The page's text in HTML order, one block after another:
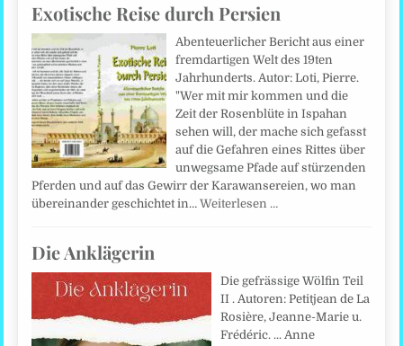
Exotische Reise durch Persien
Abenteuerlicher Bericht aus einer
fremdartigen Welt des 19ten
Jahrhunderts. Autor: Loti, Pierre.
"Wer mit mir kommen und die
Zeit der Rosenblüte in Ispahan
sehen will, der mache sich gefasst
auf die Gefahren eines Rittes über
unwegsame Pfade auf stürzenden
Pferden und auf das Gewirr der Karawansereien, wo man
übereinander geschichtet in…Weiterlesen …
Die Anklägerin
Die gefrässige Wölfin Teil
II . Autoren: Petitjean de La
Rosière, Jeanne-Marie u.
Frédéric. ... Anne